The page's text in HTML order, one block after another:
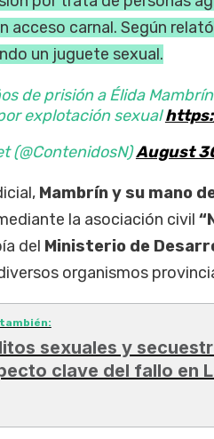
carnal. Según
un juguete sexual.
de prisión a Élida
explotación sexual
(@ContenidosN)August
Mambríny su mano
la asociación civil
del Ministerio de
organismos
sexuales y
clave del fallo en